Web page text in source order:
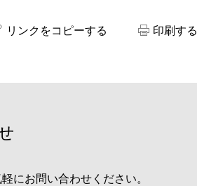
リンクをコピーする 印刷する
にお問い合わせください。